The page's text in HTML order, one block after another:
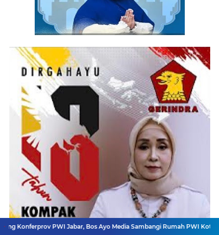
PWI Jabar, Bos Ayo Media Sambangi Rumah PWI Kota Bogor